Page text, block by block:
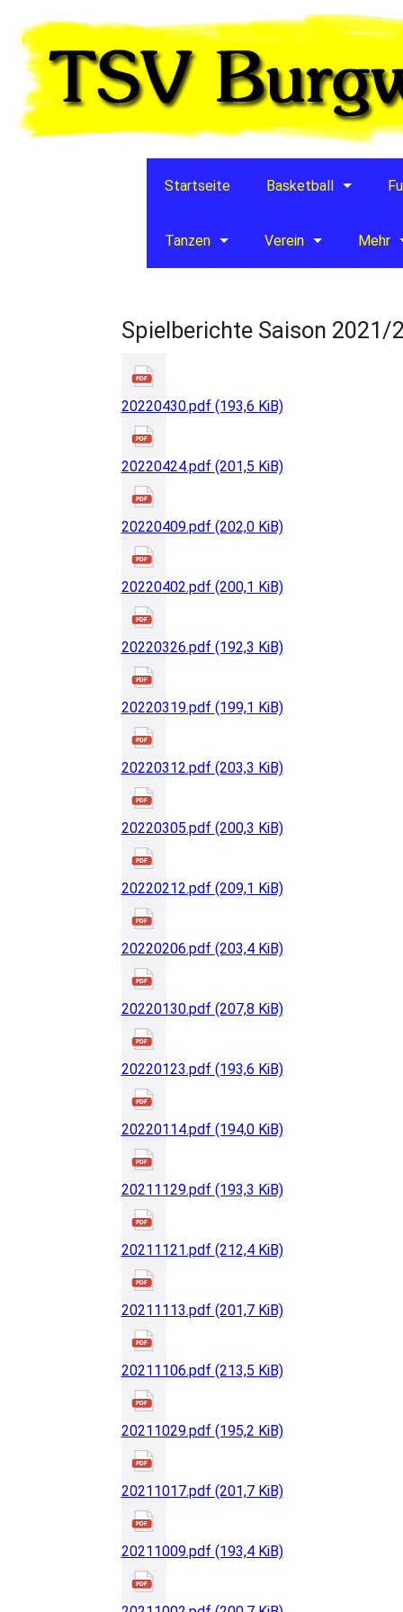
Startseite Basketball
Tanzen Verein Mehr
Spielberichte Saison 2021/
20220430.pdf (193,6 KiB)
20220424.pdf (201,5 KiB)
20220409.pdf (202,0 KiB)
20220402.pdf (200,1 KiB)
20220326.pdf (192,3 KiB)
20220319.pdf (199,1 KiB)
20220312.pdf (203,3 KiB)
20220305.pdf (200,3 KiB)
20220212.pdf (209,1 KiB)
20220206.pdf (203,4 KiB)
20220130.pdf (207,8 KiB)
20220123.pdf (193,6 KiB)
20220114.pdf (194,0 KiB)
20211129.pdf (193,3 KiB)
20211121.pdf (212,4 KiB)
20211113.pdf (201,7 KiB)
20211106.pdf (213,5 KiB)
20211029.pdf (195,2 KiB)
20211017.pdf (201,7 KiB)
20211009.pdf (193,4 KiB)